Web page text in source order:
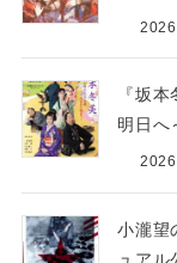
『坂
明日へ
小瀧望
ュアル